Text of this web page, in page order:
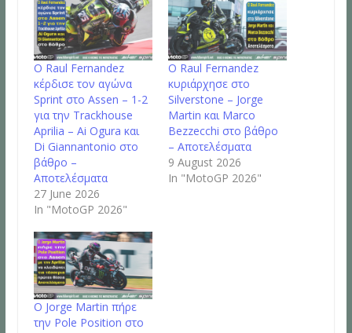
Ο Raul Fernandez
κέρδισε τον αγώνα
Sprint στο Assen – 1-2
για την Trackhouse
Aprilia – Ai Ogura και
Di Giannantonio στο
βάθρο –
Αποτελέσματα
27 June 2026
In "MotoGP 2026"
Ο Raul Fernandez
κυριάρχησε στο
Silverstone – Jorge
Martin και Marco
Bezzecchi στο βάθρο
– Αποτελέσματα
9 August 2026
In "MotoGP 2026"
Ο Jorge Martin πήρε
την Pole Position στο